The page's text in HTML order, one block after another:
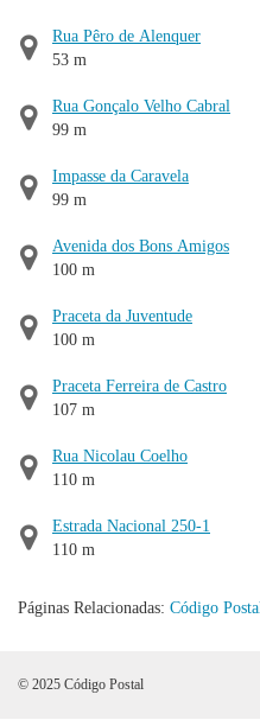
Rua Pêro de Alenquer
53 m
Rua Gonçalo Velho Cabral
99 m
Impasse da Caravela
99 m
Avenida dos Bons Amigos
100 m
Praceta da Juventude
100 m
Praceta Ferreira de Castro
107 m
Rua Nicolau Coelho
110 m
Estrada Nacional 250-1
110 m
Páginas Relacionadas: Código
© 2025 Código Postal